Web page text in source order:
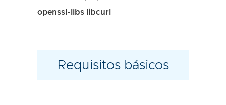
openssl-libs libcurl
Requisitos básicos